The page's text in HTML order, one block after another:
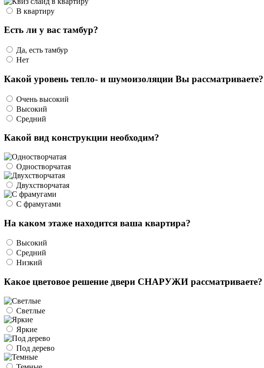
В квартиру
Есть ли у вас тамбур?
Да, есть тамбур
Нет
Какой уровень тепло- и шумоизоляции Вы рассматриваете?
Очень высокий
Высокий
Средний
Какой вид конструкции необходим?
Одностворчатая
Двухстворчатая
С фрамугами
На каком этаже находится ваша квартира?
Высокий
Средний
Низкий
Какое цветовое решение двери СНАРУЖИ рассматриваете?
Светлые
Яркие
Под дерево